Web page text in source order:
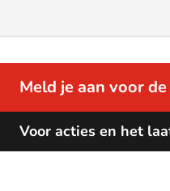
Meld je aan voor
Voor acties en het